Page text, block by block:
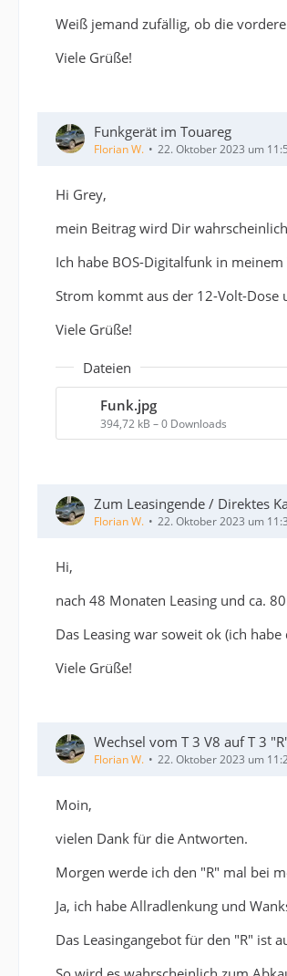
Weiß jemand zufällig, ob die
Viele Grüße!
Funkgerät im Touareg
Florian W. 22. Oktober 2023 um
Hi Grey,
mein Beitrag wird Dir
Ich habe BOS-Digitalfunk in
Strom kommt aus der 12-Volt-Dose
Viele Grüße!
Dateien
Funk.jpg
394,72 kB – 0 Downloads
Zum Leasingende / Direktes
Florian W. 22. Oktober 2023 um
Hi,
nach 48 Monaten Leasing und ca.
Das Leasing war soweit ok (ich
Viele Grüße!
Wechsel vom T 3 V8 auf T 3
Florian W. 22. Oktober 2023 um
Moin,
vielen Dank für die Antworten.
Morgen werde ich den "R" mal bei
Ja, ich habe Allradlenkung und
Das Leasingangebot für den "R" ist